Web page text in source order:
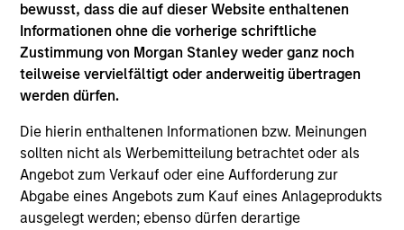
bewusst, dass die auf dieser Website enthaltenen
Informationen ohne die vorherige schriftliche
Zustimmung von Morgan Stanley weder ganz noch
teilweise vervielfältigt oder anderweitig übertragen
werden dürfen.
Die hierin enthaltenen Informationen bzw. Meinungen
sollten nicht als Werbemitteilung betrachtet oder als
Angebot zum Verkauf oder eine Aufforderung zur
Abgabe eines Angebots zum Kauf eines Anlageprodukts
ausgelegt werden; ebenso dürfen derartige
Global High Yield Strategy
Invests globally with a focus on U.S. middle
market credits and on larger, higher-quality
issuers in Europe and in Asia.
Team Insights